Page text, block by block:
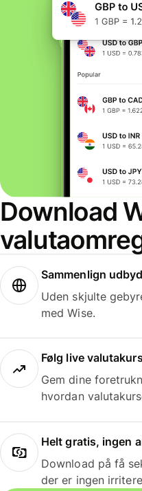
Download
Sammenlign
Uden skjulte
med Wise.
Følg live
Gem dine
hvordan
Helt gratis, ingen
Download på få
der er ingen